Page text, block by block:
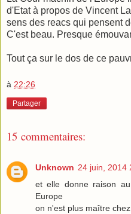
d'Etat à propos de Vincent
sens des reacs qui pensent
C'est beau. Presque
Tout ça sur le dos de ce
à 22:26
Partager
15 commentaires:
Unknown 24 juin, 2014
et elle donne raison
Europe
on n'est plus maître